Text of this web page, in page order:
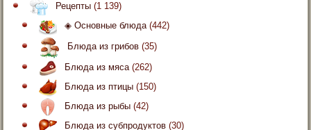
Рецепты (1 139)
◈ Основные блюда(442)
Блюда из грибов (35)
Блюда из мяса(262)
Блюда из птицы (150)
Блюда из рыбы (42)
Блюда из субпродуктов (30)